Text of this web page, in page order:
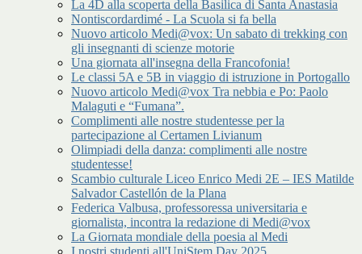
La 4D alla scoperta della Basilica di Santa Anastasia
Nontiscordardimé - La Scuola si fa bella
Nuovo articolo Medi@vox: Un sabato di trekking con
gli insegnanti di scienze motorie
Una giornata all'insegna della Francofonia!
Le classi 5A e 5B in viaggio di istruzione in Portogallo
Nuovo articolo Medi@vox Tra nebbia e Po: Paolo
Malaguti e “Fumana”.
Complimenti alle nostre studentesse per la
partecipazione al Certamen Livianum
Olimpiadi della danza: complimenti alle nostre
studentesse!
Scambio culturale Liceo Enrico Medi 2E – IES Matilde
Salvador Castellón de la Plana
Federica Valbusa, professoressa universitaria e
giornalista, incontra la redazione di Medi@vox
La Giornata mondiale della poesia al Medi